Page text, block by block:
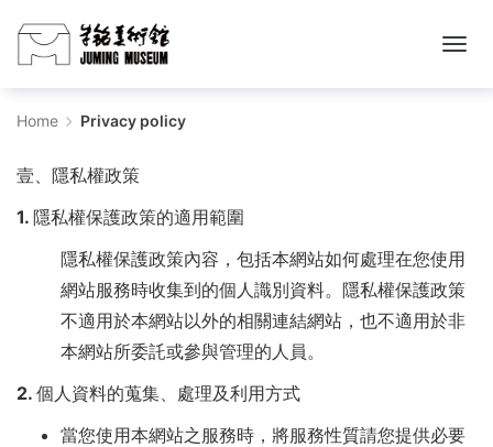
Privacy
policy
-
术
Home Privacy policy
壹、隱私權政策
1. 隱私權保護政策的適用範圍
隱私權保護政策內容，包括本網站如何處理在您使用
網站服務時收集到的個人識別資料。隱私權保護政策
不適用於本網站以外的相關連結網站，也不適用於非
本網站所委託或參與管理的人員。
2. 個人資料的蒐集、處理及利用方式
當您使用本網站之服務時，將服務性質請您提供必要